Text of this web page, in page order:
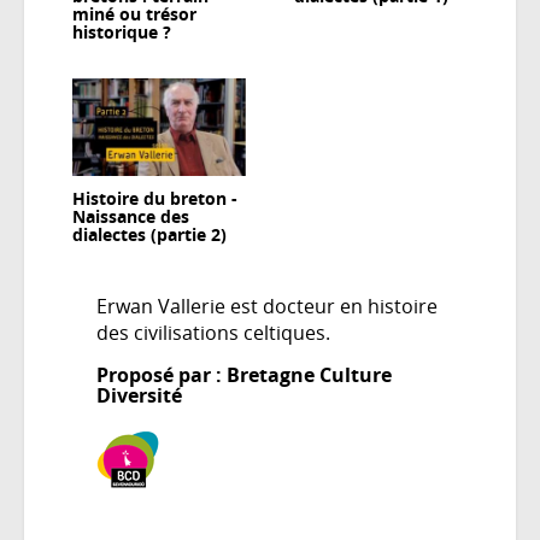
miné ou trésor
historique ?
Histoire du breton -
Naissance des
dialectes (partie 2)
Erwan Vallerie est docteur en histoire
des civilisations celtiques.
Proposé par : Bretagne Culture
Diversité